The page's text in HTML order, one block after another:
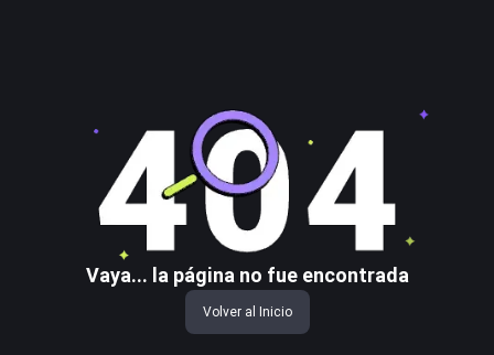
Vaya... la página no fue encontrada
Volver al Inicio